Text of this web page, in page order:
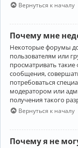
Вернуться к началу
Почему мне
Некоторые форумы
пользователям или
просматривать
сообщения,
потребоваться
модератором или
получения такого
Вернуться к началу
Почему я не